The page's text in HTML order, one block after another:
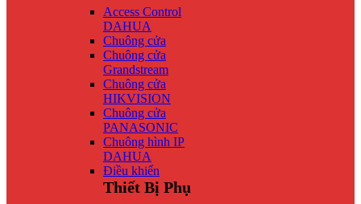
Access Control
DAHUA
Chuông cửa
Chuông cửa
Grandstream
Chuông cửa
HIKVISION
Chuông cửa
PANASONIC
Chuông hình IP
DAHUA
Điều khiển
Thiết Bị Phụ